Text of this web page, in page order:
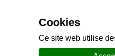
Géoportail
Intranet